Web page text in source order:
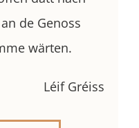
de Genoss
wärten.
Léif Gréiss